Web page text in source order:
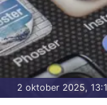
2 oktober 2025,